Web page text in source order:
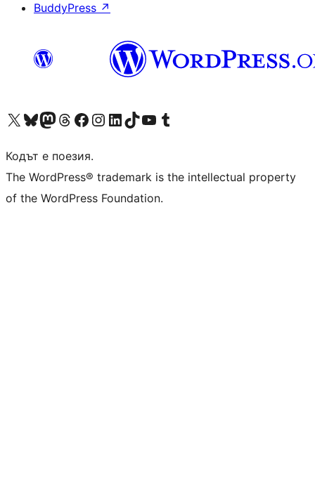
BuddyPress ↗
Visit our X (formerly Twitter) account
Visit our Bluesky account
Visit our Mastodon account
Visit our Threads account
Посетете нашата страница във Facebook
Посетете нашия профил в Instagram
Посетете нашия профил в LinkedIn
Visit our TikTok account
Visit our YouTube channel
Visit our Tumblr account
Кодът е поезия.
The WordPress® trademark is the intellectual property
of the WordPress Foundation.